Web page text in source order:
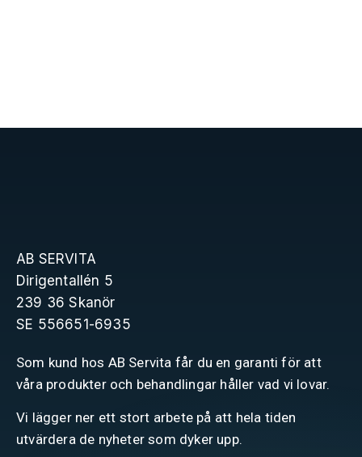
AB SERVITA
Dirigentallén 5
239 36 Skanör
SE 556651-6935
Som kund hos AB Servita får du en garanti för att
våra produkter och behandlingar håller vad vi lovar.
Vi lägger ner ett stort arbete på att hela tiden
utvärdera de nyheter som dyker upp.